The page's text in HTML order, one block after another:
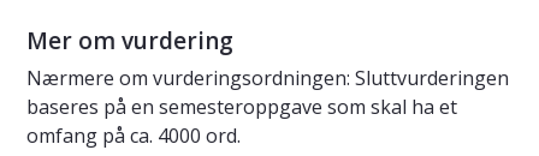
Mer om vurdering
Nærmere om vurderingsordningen: Sluttvurderingen
baseres på en semesteroppgave som skal ha et
omfang på ca. 4000 ord.